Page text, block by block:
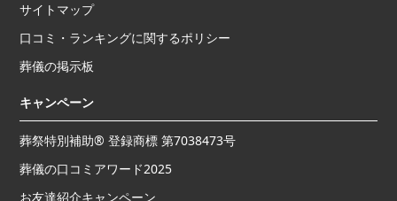
サイトマップ
口コミ・ランキングに関するポリシー
葬儀の掲示板
キャンペーン
葬祭特別補助® 登録商標 第7038473号
葬儀の口コミアワード2025
お友達紹介キャンペーン